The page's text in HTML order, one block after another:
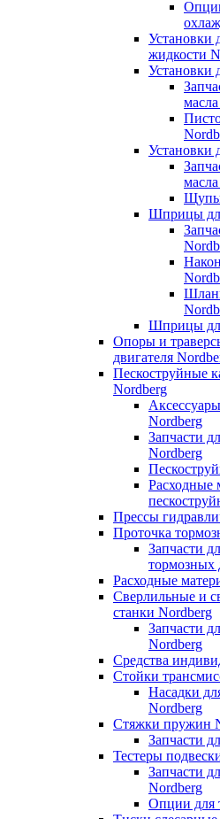
Установки
жидкости
Установки
Установки
Щупы
Шприцы
Шприцы
Опоры и
двигателя
Пескоструйные
Nordberg
Nordberg
Запчасти
Nordberg
Расходные
Прессы
Проточка
Запчасти
тормозных
Расходные
Сверлильные и
станки Nordberg
Запчасти
Nordberg
Средства
Стойки
Насадки
Nordberg
Стяжки пружин
Запчасти
Тестеры
Запчасти
Nordberg
Опции для